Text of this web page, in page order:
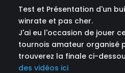
Test et Présentation d'un
winrate et pas cher.
J'ai eu l'occasion de jouer
tournois amateur organisé
trouverez la finale ci-
des vidéos ici